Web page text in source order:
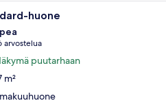
Moderni
huone
10
arvostelua
puutarhaan
m²